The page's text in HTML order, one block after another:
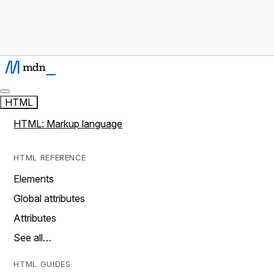
HTML
HTML: Markup language
HTML REFERENCE
Elements
Global attributes
Attributes
See all…
HTML GUIDES